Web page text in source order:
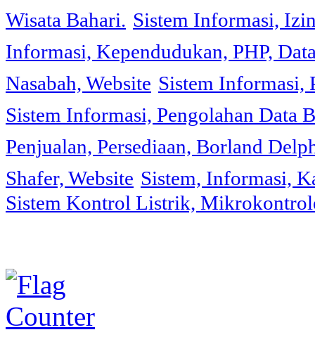
Wisata Bahari. Sistem Informasi,
Informasi, Kependudukan, PHP,
Nasabah, Website Sistem Informasi,
Sistem Informasi, Pengolahan Data
Penjualan, Persediaan, Borland
Shafer, Website Sistem, Informasi,
Sistem Kontrol Listrik,